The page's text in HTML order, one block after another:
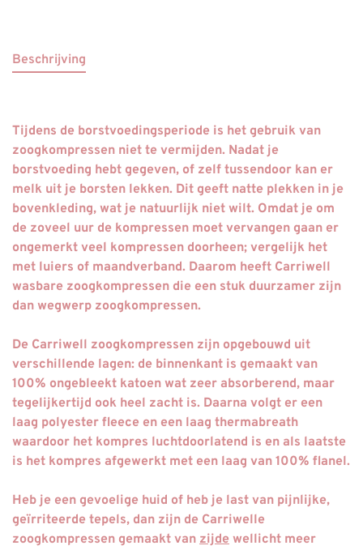
Beschrijving
Tijdens de borstvoedingsperiode is het gebruik van
zoogkompressen niet te vermijden. Nadat je
borstvoeding hebt gegeven, of zelf tussendoor kan er
melk uit je borsten lekken. Dit geeft natte plekken in je
bovenkleding, wat je natuurlijk niet wilt. Omdat je om
de zoveel uur de kompressen moet vervangen gaan er
ongemerkt veel kompressen doorheen; vergelijk het
met luiers of maandverband. Daarom heeft Carriwell
wasbare zoogkompressen die een stuk duurzamer zijn
dan wegwerp zoogkompressen.
De Carriwell zoogkompressen zijn opgebouwd uit
verschillende lagen: de binnenkant is gemaakt van
100% ongebleekt katoen wat zeer absorberend, maar
tegelijkertijd ook heel zacht is. Daarna volgt er een
laag polyester fleece en een laag thermabreath
waardoor het kompres luchtdoorlatend is en als laatste
is het kompres afgewerkt met een laag van 100% flanel.
Heb je een gevoelige huid of heb je last van pijnlijke,
geïrriteerde tepels, dan zijn de Carriwelle
zoogkompressen gemaakt van zijde wellicht meer